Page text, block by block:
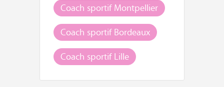
Coach sportif Montpellier
Coach sportif Bordeaux
Coach sportif Lille